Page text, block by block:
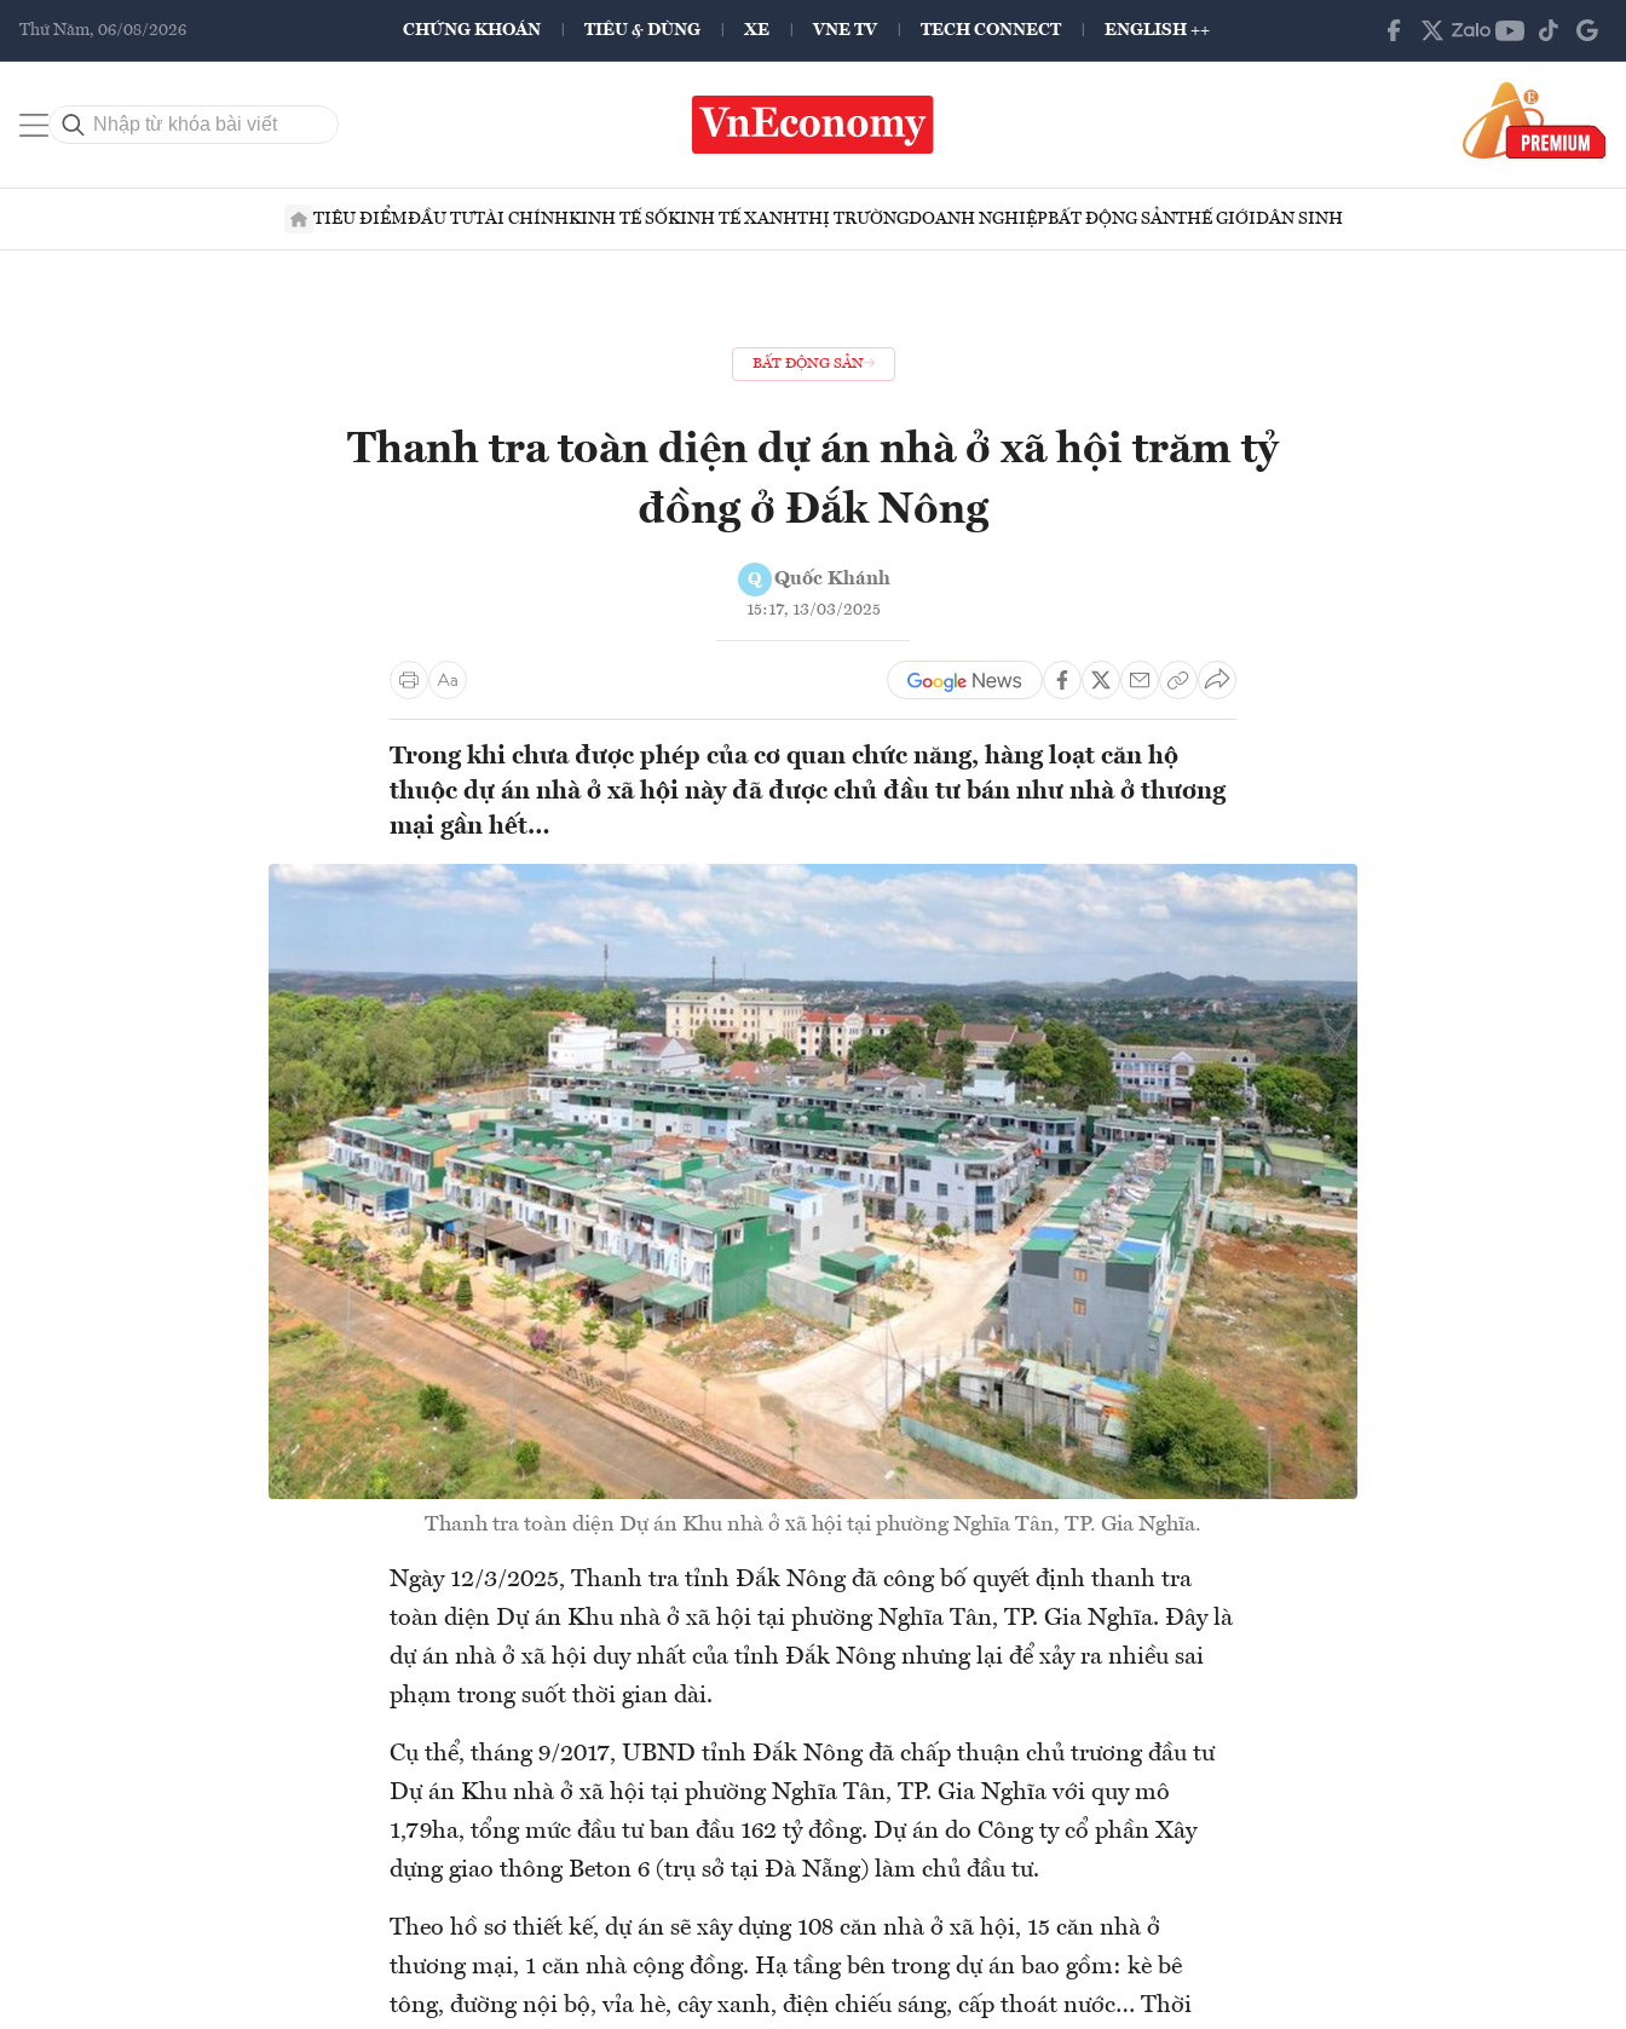
Thứ Năm, 06/08/2026 CHỨNG KHOÁN TIÊU & DÙNG XE VNE TV TECH CONNECT ENGLISH ++
TIÊU ĐIỂMĐẦU TƯTÀI CHÍNHKINH TẾ SỐKINH TẾ XANHTHỊ TRƯỜNGDOANH NGHIỆPBẤT ĐỘNG SẢNTHẾ GIỚIDÂN SINH
BẤT ĐỘNG SẢN
Thanh tra toàn diện dự án nhà ở xã hội trăm tỷ
đồng ở Đắk Nông
Q Quốc Khánh
15:17, 13/03/2025
Trong khi chưa được phép của cơ quan chức năng, hàng loạt căn hộ
thuộc dự án nhà ở xã hội này đã được chủ đầu tư bán như nhà ở thương
mại gần hết…
Thanh tra toàn diện Dự án Khu nhà ở xã hội tại phường Nghĩa Tân, TP. Gia Nghĩa.
Ngày 12/3/2025, Thanh tra tỉnh Đắk Nông đã công bố quyết định thanh tra
toàn diện Dự án Khu nhà ở xã hội tại phường Nghĩa Tân, TP. Gia Nghĩa. Đây là
dự án nhà ở xã hội duy nhất của tỉnh Đắk Nông nhưng lại để xảy ra nhiều sai
phạm trong suốt thời gian dài.
Cụ thể, tháng 9/2017, UBND tỉnh Đắk Nông đã chấp thuận chủ trương đầu tư
Dự án Khu nhà ở xã hội tại phường Nghĩa Tân, TP. Gia Nghĩa với quy mô
1,79ha, tổng mức đầu tư ban đầu 162 tỷ đồng. Dự án do Công ty cổ phần Xây
dựng giao thông Beton 6 (trụ sở tại Đà Nẵng) làm chủ đầu tư.
Theo hồ sơ thiết kế, dự án sẽ xây dựng 108 căn nhà ở xã hội, 15 căn nhà ở
thương mại, 1 căn nhà cộng đồng. Hạ tầng bên trong dự án bao gồm: kè bê
tông, đường nội bộ, vỉa hè, cây xanh, điện chiếu sáng, cấp thoát nước… Thời